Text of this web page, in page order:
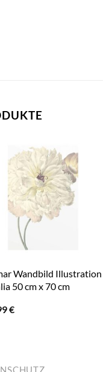
Wandbild Illustration
50 cm x 70 cm
€